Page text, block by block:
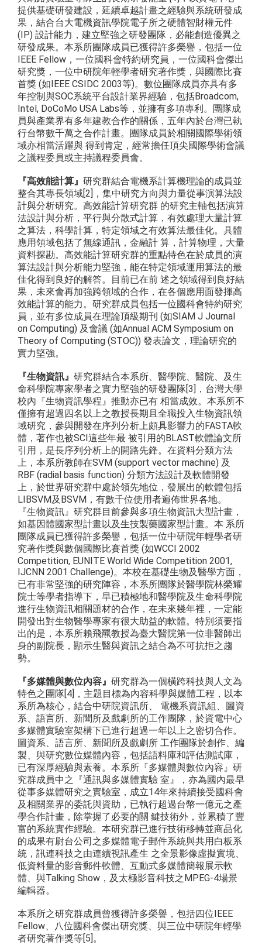
提供基礎研發建設，延續卓越計畫之經驗與系統研發成
果，結合台大電機資訊學院電子所之硬體智財權元件
(IP) 設計能力，建立堅強之研發團隊，必能創造優異之
研發成果。本系所團隊成員已獲得許多榮譽，包括一位
IEEE Fellow，一位國科會特約研究員，一位國科會傑出
研究獎，一位中研院年輕學者研究著作獎，與國際比賽
首獎 (如IEEE CSIDC 2003等)。數位團隊成員亦具有多
年控制與SOC系統平台設計業界經驗，包括Broadcom,
Intel, DoCoMo USA Labs等，並擁有多項專利。團隊成
員與產業界有多年建教合作的關係，五年內於台灣已執
行台幣數千萬之合作計畫。團隊成員於相關國際學術領
域亦相當活躍與 得到肯定，經常擔任頂尖國際學術會議
之議程委員或主持議程委員會。
『高效能計算』 研究群結合電機系計算機理論的成員並
整合其專長領域[2]，集中研究方向與力量從事演算法設
計與分析研究。高效能計算研究群 的研究主軸包括演算
法設計與分析，平行與分散式計算，有效處理大量計算
之算法，科學計算，特定領域之有效算法最佳化。具體
應用領域包括了無線通訊，金融計 算，計算物理，大量
資料探勘。高效能計算研究群的重點特色在於成員的演
算法設計與分析能力堅強，能在特定領域運用算法的最
佳化得到良好的解答。目前已在前 述之領域得到良好結
果，未來會再加強跨領域的合作，在各個應用面發揮高
效能計算的能力。研究群成員包括一位國科會特約研究
員，並有多位成員在理論頂級期刊 (如SIAM J Journal
on Computing) 及會議 (如Annual ACM Symposium on
Theory of Computing (STOC)) 發表論文，理論研究的
實力堅強。
『生物資訊』 研究群結合本系所、醫學院、醫院、及生
命科學院專家學者之實力堅強的研發團隊[3]，台灣大學
校內『生物資訊學程』推動亦已有 相當成效。本系所不
僅擁有超過四名以上之教授長期且全職投入生物資訊領
域研究，參與開發在序列分析上頗具影響力的FASTA軟
體，著作也被SCI這些年最 被引用的BLAST軟體論文所
引用，是長序列分析上的開路先鋒。在資料分類方法
上，本系所教師在SVM (support vector machine) 及
RBF (radial basis function) 分類方法設計及軟體開發
上，於世界研究群中處於領先地位，發展出的軟體包括
LIBSVM及BSVM，有數千位使用者遍佈世界各地。
『生物資訊』研究群目前參與多項生物資訊大型計畫，
如基因體國家型計畫以及生技製藥國家型計畫。本 系所
團隊成員已獲得許多榮譽，包括一位中研院年輕學者研
究著作獎與數個國際比賽首獎 (如WCCI 2002
Competition, EUNITE World Wide Competition 2001,
IJCNN 2001 Challenge)。本校在基礎生物及醫學方面，
已有非常堅強的研究陣容，本系所團隊於醫學院林榮耀
院士等學者指導下，早已積極地和醫學院及生命科學院
進行生物資訊相關題材的合作，在未來幾年裡，一定能
開發出對生物醫學專家有很大助益的軟體。特別須要指
出的是，本系所賴飛羆教授為臺大醫院第一位非醫師出
身的副院長，顯示生醫與資訊之結合為不可抗拒之趨
勢。
『多媒體與數位內容』 研究群為一個橫跨科技與人文為
特色之團隊[4]，主題目標為內容科學與媒體工程，以本
系所為核心，結合中研院資訊所、 電機系資訊組、圖資
系、語言所、新聞所及戲劇所的工作團隊，於資電中心
多媒體實驗室架構下已進行超過一年以上之密切合作。
圖資系、語言所、新聞所及戲劇所 工作團隊於創作、編
製、與研究數位媒體內容，包括語料庫和評估測試庫，
已有深厚經驗與素養。本系所『多媒體與數位內容』研
究群成員中之『通訊與多媒體實驗 室』，亦為國內最早
從事多媒體研究之實驗室，成立14年來持續接受國科會
及相關業界的委託與資助，已執行超過台幣一億元之產
學合作計畫，除掌握了必要的關 鍵技術外，並累積了豐
富的系統實作經驗。本研究群已進行技術移轉並商品化
的成果有尉台公司之多媒體電子郵件系統與共用白板系
統，訊連科技之由連續視訊產生 之全景影像虛擬實境、
低資料量的影音郵件軟體、互動式多媒體簡報展示軟
體、與Talking Show，及太極影音科技之MPEG-4場景
編輯器。
本系所之研究群成員曾獲得許多榮譽，包括四位IEEE
Fellow、八位國科會傑出研究獎、與三位中研院年輕學
者研究著作獎等[5]。